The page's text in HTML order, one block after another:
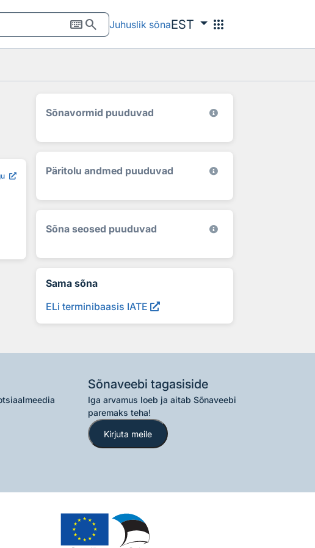
keyboardsearch Juhuslik sõnaEST apps
Sõnavormid puuduvad
Päritolu andmed puuduvad
Sõna seosed puuduvad
Sama sõna
ELi terminibaasis IATE
Sõnaveebi tagasiside
Iga arvamus loeb ja aitab Sõnaveebi
paremaks teha!
Kirjuta meile